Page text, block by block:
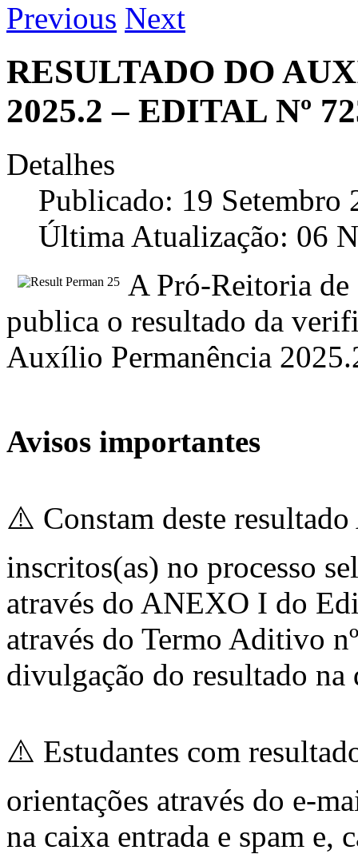
Previous Next
RESULTADO DO
2025.2 – EDITAL Nº
Detalhes
Publicado: 19 Setembro
Última Atualização: 06
A Pró-Reitoria
publica o resultado da
Auxílio Permanência
Avisos importantes
⚠️ Constam deste
inscritos(as) no processo
através do ANEXO I do
através do Termo Aditivo
divulgação do resultado
⚠️ Estudantes com
orientações através do e-
na caixa entrada e spam e,